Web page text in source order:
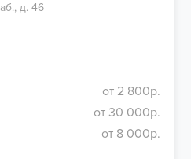
д. 46
от 2 800р.
от 30 000р.
от 8 000р.